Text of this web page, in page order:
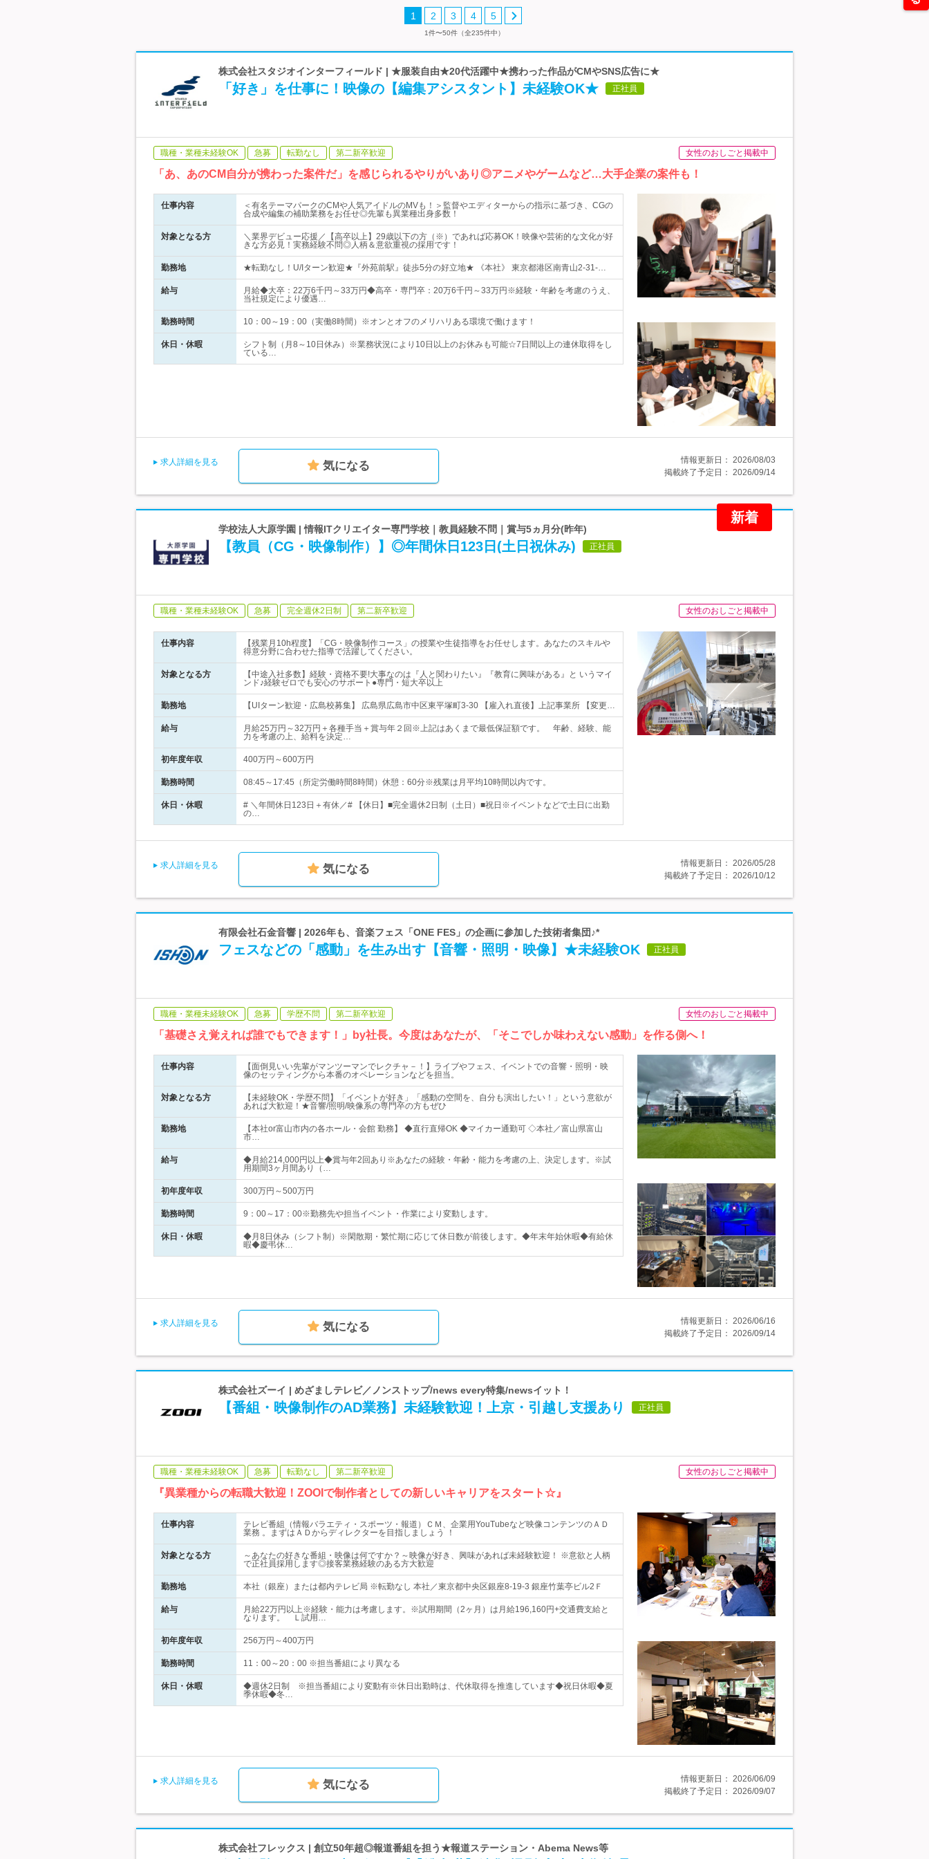
1 2 3 4 5
1件〜50件（全235件中）
株式会社スタジオインターフィールド | ★服装自由★20代活躍中★携わった作品がCMやSNS広告に★
「好き」を仕事に！映像の【編集アシスタント】未経験OK★ 正社員
職種・業種未経験OK 急募 転勤なし 第二新卒歓迎 女性のおしごと掲載中
「あ、あのCM自分が携わった案件だ」を感じられるやりがいあり◎アニメやゲームなど…大手企業の案件も！
仕事内容
＜有名テーマパークのCMや人気アイドルのMVも！＞監督やエディターからの指示に基づき、CGの
合成や編集の補助業務をお任せ◎先輩も異業種出身多数！
対象となる方
＼業界デビュー応援／【高卒以上】29歳以下の方（※）であれば応募OK！映像や芸術的な文化が好
きな方必見！実務経験不問◎人柄＆意欲重視の採用です！
勤務地 ★転勤なし！U/Iターン歓迎★『外苑前駅』徒歩5分の好立地★ 《本社》 東京都港区南青山2-31-…
給与
月給◆大卒：22万6千円～33万円◆高卒・専門卒：20万6千円～33万円※経験・年齢を考慮のうえ、
当社規定により優遇…
勤務時間 10：00～19：00（実働8時間）※オンとオフのメリハリある環境で働けます！
休日・休暇
シフト制（月8～10日休み）※業務状況により10日以上のお休みも可能☆7日間以上の連休取得をし
ている…
求人詳細を見る 気になる 情報更新日： 2026/08/03
掲載終了予定日： 2026/09/14
新着
学校法人大原学園 | 情報ITクリエイター専門学校｜教員経験不問｜賞与5ヵ月分(昨年)
【教員（CG・映像制作）】◎年間休日123日(土日祝休み) 正社員
職種・業種未経験OK 急募 完全週休2日制 第二新卒歓迎 女性のおしごと掲載中
仕事内容
【残業月10h程度】「CG・映像制作コース」の授業や生徒指導をお任せします。あなたのスキルや
得意分野に合わせた指導で活躍してください。
対象となる方
【中途入社多数】経験・資格不要!大事なのは『人と関わりたい』『教育に興味がある』と いうマイ
ンド♪経験ゼロでも安心のサポート●専門・短大卒以上
勤務地 【UIターン歓迎・広島校募集】 広島県広島市中区東平塚町3-30 【雇入れ直後】上記事業所 【変更…
給与
月給25万円～32万円＋各種手当＋賞与年２回※上記はあくまで最低保証額です。 年齢、経験、能
力を考慮の上、給料を決定…
初年度年収 400万円～600万円
勤務時間 08:45～17:45（所定労働時間8時間）休憩：60分※残業は月平均10時間以内です。
休日・休暇
# ＼年間休日123日＋有休／# 【休日】■完全週休2日制（土日）■祝日※イベントなどで土日に出勤
の…
求人詳細を見る 気になる 情報更新日： 2026/05/28
掲載終了予定日： 2026/10/12
有限会社石金音響 | 2026年も、音楽フェス「ONE FES」の企画に参加した技術者集団♪*
フェスなどの「感動」を生み出す【音響・照明・映像】★未経験OK 正社員
職種・業種未経験OK 急募 学歴不問 第二新卒歓迎 女性のおしごと掲載中
「基礎さえ覚えれば誰でもできます！」by社長。今度はあなたが、「そこでしか味わえない感動」を作る側へ！
仕事内容
【面倒見いい先輩がマンツーマンでレクチャ－！】ライブやフェス、イベントでの音響・照明・映
像のセッティングから本番のオペレーションなどを担当。
対象となる方
【未経験OK・学歴不問】「イベントが好き」「感動の空間を、自分も演出したい！」という意欲が
あれば大歓迎！★音響/照明/映像系の専門卒の方もぜひ
勤務地
【本社or富山市内の各ホール・会館 勤務】 ◆直行直帰OK ◆マイカー通勤可 ◇本社／富山県富山
市…
給与
◆月給214,000円以上◆賞与年2回あり※あなたの経験・年齢・能力を考慮の上、決定します。※試
用期間3ヶ月間あり（…
初年度年収 300万円～500万円
勤務時間 9：00～17：00※勤務先や担当イベント・作業により変動します。
休日・休暇
◆月8日休み（シフト制）※閑散期・繁忙期に応じて休日数が前後します。◆年末年始休暇◆有給休
暇◆慶弔休…
求人詳細を見る 気になる 情報更新日： 2026/06/16
掲載終了予定日： 2026/09/14
株式会社ズーイ | めざましテレビ／ノンストップ/news every特集/newsイット！
【番組・映像制作のAD業務】未経験歓迎！上京・引越し支援あり 正社員
職種・業種未経験OK 急募 転勤なし 第二新卒歓迎 女性のおしごと掲載中
『異業種からの転職大歓迎！ZOOIで制作者としての新しいキャリアをスタート☆』
仕事内容
テレビ番組（情報バラエティ・スポーツ・報道）ＣＭ、企業用YouTubeなど映像コンテンツのＡＤ
業務 。まずはＡＤからディレクターを目指しましょう ！
対象となる方
～あなたの好きな番組・映像は何ですか？～映像が好き、興味があれば未経験歓迎！ ※意欲と人柄
で正社員採用します◎接客業務経験のある方大歓迎
勤務地 本社（銀座）または都内テレビ局 ※転勤なし 本社／東京都中央区銀座8-19-3 銀座竹葉亭ビル2Ｆ
給与
月給22万円以上※経験・能力は考慮します。※試用期間（2ヶ月）は月給196,160円+交通費支給と
なります。 Ｌ試用…
初年度年収 256万円～400万円
勤務時間 11：00～20：00 ※担当番組により異なる
休日・休暇
◆週休2日制 ※担当番組により変動有※休日出勤時は、代休取得を推進しています◆祝日休暇◆夏
季休暇◆冬…
求人詳細を見る 気になる 情報更新日： 2026/06/09
掲載終了予定日： 2026/09/07
株式会社フレックス | 創立50年超◎報道番組を担う★報道ステーション・Abema News等